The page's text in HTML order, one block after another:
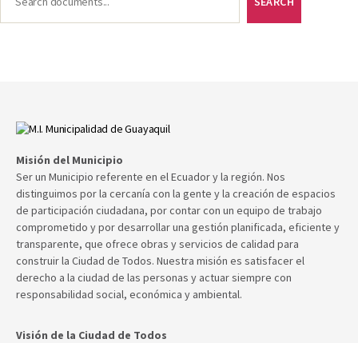
Search
Misión del Municipio
Ser un Municipio referente en el Ecuador y la región. Nos
distinguimos por la cercanía con la gente y la creación de espacios
de participación ciudadana, por contar con un equipo de trabajo
comprometido y por desarrollar una gestión planificada, eficiente y
transparente, que ofrece obras y servicios de calidad para
construir la Ciudad de Todos. Nuestra misión es satisfacer el
derecho a la ciudad de las personas y actuar siempre con
responsabilidad social, económica y ambiental.
Visión de la Ciudad de Todos